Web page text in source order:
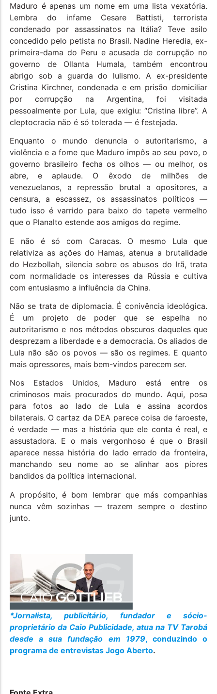
Maduro é apenas um nome em uma lista vexatória.
Lembra do infame Cesare Battisti, terrorista
condenado por assassinatos na Itália? Teve asilo
concedido pelo petista no Brasil. Nadine Heredia, ex-
primeira-dama do Peru e acusada de corrupção no
governo de Ollanta Humala, também encontrou
abrigo sob a guarda do lulismo. A ex-presidente
Cristina Kirchner, condenada e em prisão domiciliar
por corrupção na Argentina, foi visitada
pessoalmente por Lula, que exigiu: “Cristina libre”. A
cleptocracia não é só tolerada — é festejada.
Enquanto o mundo denuncia o autoritarismo, a
violência e a fome que Maduro impôs ao seu povo, o
governo brasileiro fecha os olhos — ou melhor, os
abre, e aplaude. O êxodo de milhões de
venezuelanos, a repressão brutal a opositores, a
censura, a escassez, os assassinatos políticos —
tudo isso é varrido para baixo do tapete vermelho
que o Planalto estende aos amigos do regime.
E não é só com Caracas. O mesmo Lula que
relativiza as ações do Hamas, atenua a brutalidade
do Hezbollah, silencia sobre os abusos do Irã, trata
com normalidade os interesses da Rússia e cultiva
com entusiasmo a influência da China.
Não se trata de diplomacia. É conivência ideológica.
É um projeto de poder que se espelha no
autoritarismo e nos métodos obscuros daqueles que
desprezam a liberdade e a democracia. Os aliados de
Lula não são os povos — são os regimes. E quanto
mais opressores, mais bem-vindos parecem ser.
Nos Estados Unidos, Maduro está entre os
criminosos mais procurados do mundo. Aqui, posa
para fotos ao lado de Lula e assina acordos
bilaterais. O cartaz da DEA parece coisa de faroeste,
é verdade — mas a história que ele conta é real, e
assustadora. E o mais vergonhoso é que o Brasil
aparece nessa história do lado errado da fronteira,
manchando seu nome ao se alinhar aos piores
bandidos da política internacional.
A propósito, é bom lembrar que más companhias
nunca vêm sozinhas — trazem sempre o destino
junto.
*Jornalista, publicitário, fundador e sócio-
proprietário da Caio Publicidade, atua na TV Tarobá
desde a sua fundação em 1979, conduzindo o
programa de entrevistas Jogo Aberto.